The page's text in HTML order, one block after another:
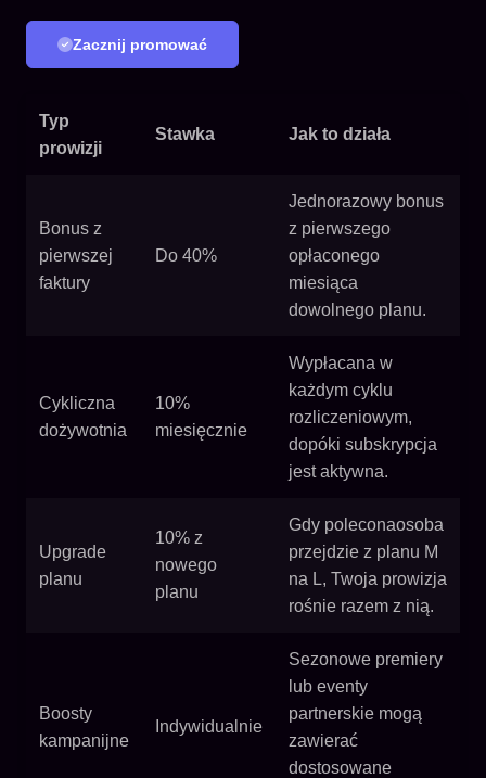
Zacznij promować
Typ
prowizji
Stawka Jak to działa
Bonus z
pierwszej
faktury
Do 40%
Jednorazowy bonus
z pierwszego
opłaconego
miesiąca
dowolnego planu.
Cykliczna
dożywotnia
10%
miesięcznie
Wypłacana w
każdym cyklu
rozliczeniowym,
dopóki subskrypcja
jest aktywna.
Upgrade
planu
10% z
nowego
planu
Gdy poleconaosoba
przejdzie z planu M
na L, Twoja prowizja
rośnie razem z nią.
Boosty
kampanijne
Indywidualnie
Sezonowe premiery
lub eventy
partnerskie mogą
zawierać
dostosowane